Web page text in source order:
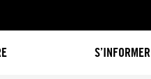
S’INFORMER